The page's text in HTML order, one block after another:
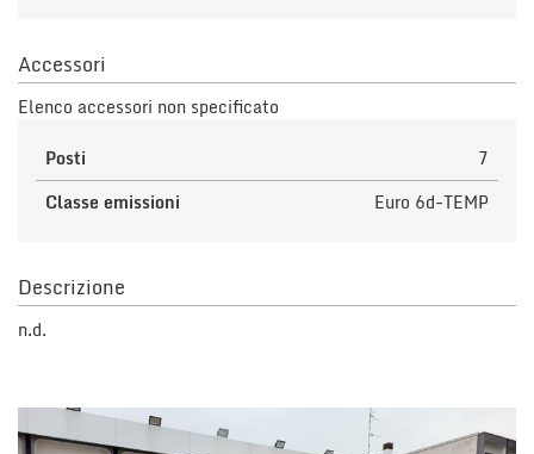
Accessori
Elenco accessori non specificato
Posti
7
Classe emissioni
Euro 6d-TEMP
Descrizione
n.d.
cookie
policy
le
impostazioni